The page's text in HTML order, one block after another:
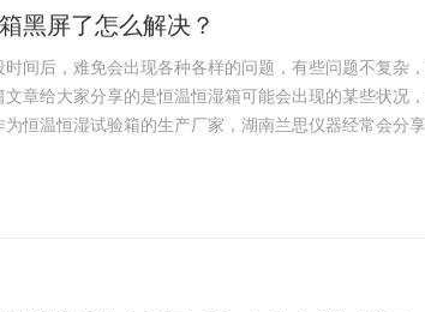
黑屏了怎么解决？
后，难免会出现各种各样的问题，有些问题不复杂
章给大家分享的是恒温恒湿箱可能会出现的某些状况
恒温恒湿试验箱的生产厂家，湖南兰思仪器经常会分